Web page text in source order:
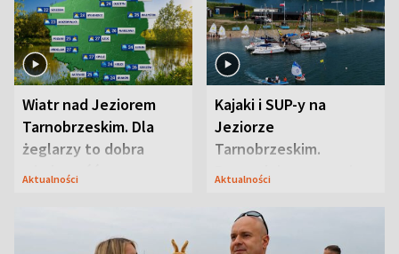
Wiatr nad Jeziorem
Tarnobrzeskim. Dla
żeglarzy to dobra
wiadomość
Aktualności
Kajaki i SUP-y na
Jeziorze
Tarnobrzeskim.
Przyrodnicy zwracają
Aktualności